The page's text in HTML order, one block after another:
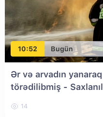
10:52 Bugün
Ər və arvadın
törədilibmiş -
14